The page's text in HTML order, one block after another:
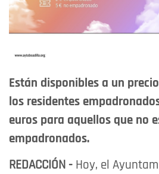
Están disponibles a un
los residentes
euros para aquellos que no
empadronados.
REDACCIÓN - Hoy, el